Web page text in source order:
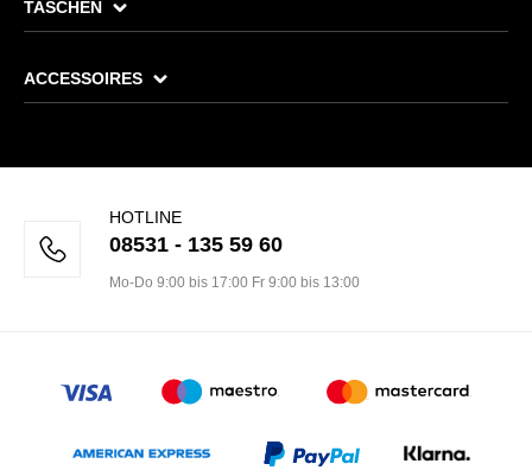
TASCHEN
ACCESSOIRES
HOTLINE
08531 - 135 59 60
Mo-Do 9:00 bis 17:00 Fr 9:00 bis 13:00